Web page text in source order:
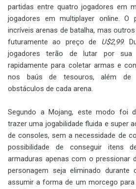
partidas entre quatro jogadores em
jogadores em multiplayer online.
incríveis arenas de batalha, mas
futuramente ao preço de U$2,99.
jogadores terão de lutar por sua
rapidamente para coletar armas e
nos baús de tesouros, além de
obstáculos de cada arena.
Segundo a Mojang, este modo foi
trazer uma jogabilidade fluida e super
de consoles, sem a necessidade de
possibilidade de conseguir itens
armaduras apenas com o pressionar
personagem seja eliminado durante
assumir a forma de um morcego